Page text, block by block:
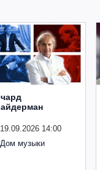
19.09.2026 14:00
Дом музыки